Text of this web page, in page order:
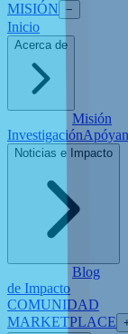
MISIÓN −
Inicio
Acerca de
Misión
Investigación
Noticias e Impacto
Blog
de Impacto
COMUNIDAD
MARKETPLACE